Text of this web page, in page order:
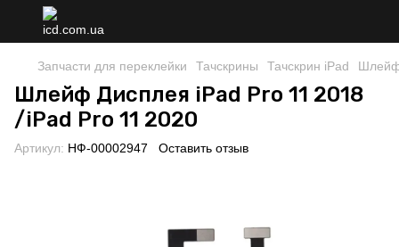
Запчасти для переклейки Тачскрины Тачскрин iPad Шлейф
Шлейф Дисплея iPad Pro 11 2018
/iPad Pro 11 2020
Артикул: НФ-00002947 Оставить отзыв